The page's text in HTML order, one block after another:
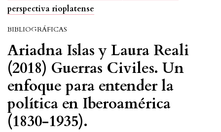
perspectiva rioplatense
BIBLIOGRÁFICAS
Ariadna Islas y Laura Reali
(2018) Guerras Civiles. Un
enfoque para entender la
política en Iberoamérica
(1830-1935).